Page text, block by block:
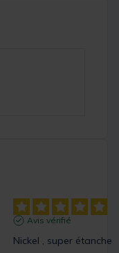
Avis vérifié
Nickel , super étanche